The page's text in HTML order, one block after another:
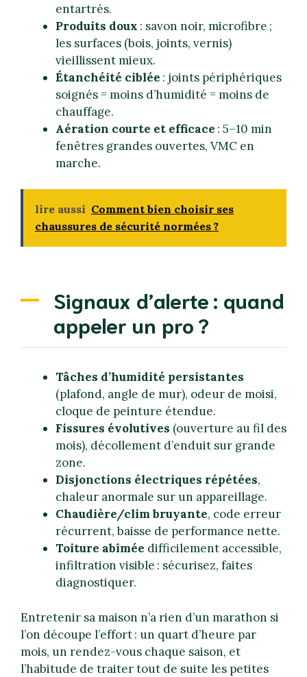
entartrés.
Produits doux : savon noir, microfibre ;
les surfaces (bois, joints, vernis)
vieillissent mieux.
Étanchéité ciblée : joints périphériques
soignés = moins d’humidité = moins de
chauffage.
Aération courte et efficace : 5–10 min
fenêtres grandes ouvertes, VMC en
marche.
lire aussi Comment bien choisir ses
chaussures de sécurité normées ?
Signaux d’alerte : quand
appeler un pro ?
Tâches d’humidité persistantes
(plafond, angle de mur), odeur de moisi,
cloque de peinture étendue.
Fissures évolutives (ouverture au fil des
mois), décollement d’enduit sur grande
zone.
Disjonctions électriques répétées,
chaleur anormale sur un appareillage.
Chaudière/clim bruyante, code erreur
récurrent, baisse de performance nette.
Toiture abîmée difficilement accessible,
infiltration visible : sécurisez, faites
diagnostiquer.
Entretenir sa maison n’a rien d’un marathon si
l’on découpe l’effort : un quart d’heure par
mois, un rendez-vous chaque saison, et
l’habitude de traiter tout de suite les petites